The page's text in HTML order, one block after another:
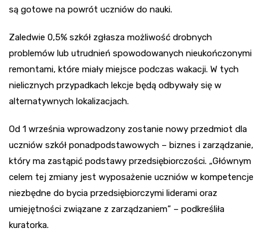
są gotowe na powrót uczniów do nauki.
Zaledwie 0,5% szkół zgłasza możliwość drobnych
problemów lub utrudnień spowodowanych nieukończonymi
remontami, które miały miejsce podczas wakacji. W tych
nielicznych przypadkach lekcje będą odbywały się w
alternatywnych lokalizacjach.
Od 1 września wprowadzony zostanie nowy przedmiot dla
uczniów szkół ponadpodstawowych – biznes i zarządzanie,
który ma zastąpić podstawy przedsiębiorczości. „Głównym
celem tej zmiany jest wyposażenie uczniów w kompetencje
niezbędne do bycia przedsiębiorczymi liderami oraz
umiejętności związane z zarządzaniem” – podkreśliła
kuratorka.